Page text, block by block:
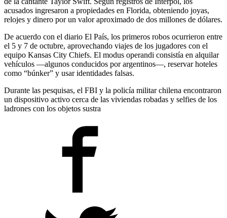
acusados ingresaron a propiedades en Florida, obteniendo joyas,
relojes y dinero por un valor aproximado de dos millones de dólares.
De acuerdo con el diario El País, los primeros robos ocurrieron entre
el 5 y 7 de octubre, aprovechando viajes de los jugadores con el
equipo Kansas City Chiefs. El modus operandi consistía en alquilar
vehículos —algunos conducidos por argentinos—, reservar hoteles
como “búnker” y usar identidades falsas.
Durante las pesquisas, el FBI y la policía militar chilena encontraron
un dispositivo activo cerca de las viviendas robadas y selfies de los
ladrones con los objetos sustra